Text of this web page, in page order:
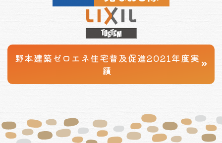
野本建築ゼロエネ住宅普及促進2021年度実
績